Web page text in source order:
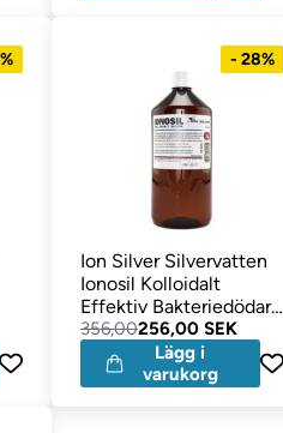
- 28%
Ion Silver Silvervatten
Ionosil Kolloidalt
Effektiv Bakteriedödare
1 liter
356,00256,00 SEK
Lägg i
varukorg